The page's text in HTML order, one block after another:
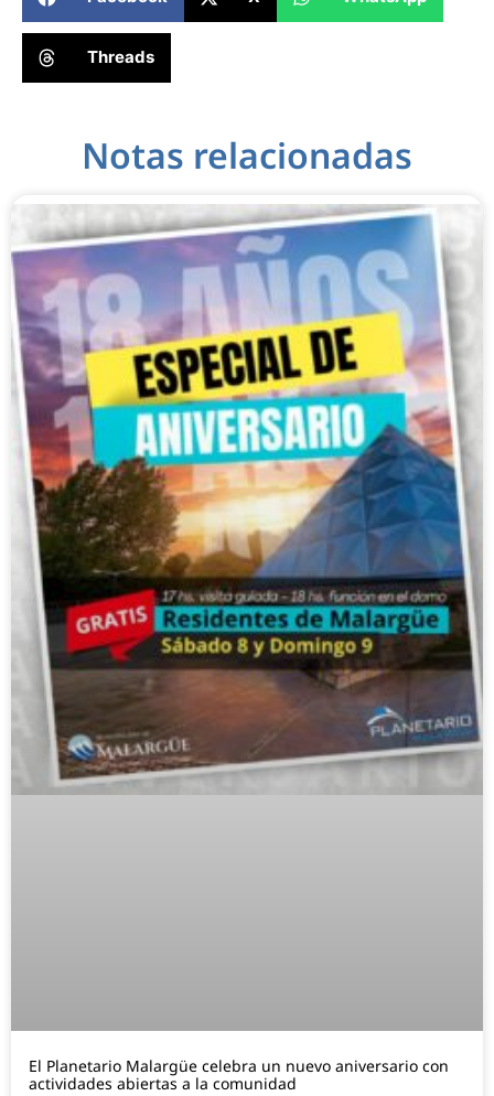
Threads
Notas relacionadas
El Planetario Malargüe celebra un nuevo aniversario con
actividades abiertas a la comunidad